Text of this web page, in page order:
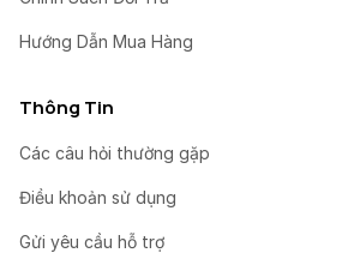
Hướng Dẫn Mua Hàng
Thông Tin
Các câu hỏi thường gặp
Điều khoản sử dụng
Gửi yêu cầu hỗ trợ